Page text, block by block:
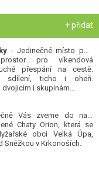
+ přidat
- Jedinečné místo pod
pro víkendová
přespání na cestě.
sdílení, ticho i oheň.
dvojicím i skupinám...
Vás zveme do naší
Chaty Orion, která se
obci Velká Úpa,
Sněžkou v Krkonoších.